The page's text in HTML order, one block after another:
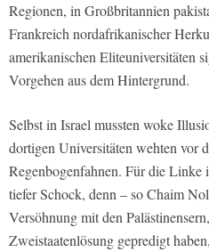
Regionen, in Großbritannien
Frankreich nordafrikanischer
amerikanischen Eliteuniversitäten
Vorgehen aus dem Hintergrund.
Selbst in Israel mussten woke
dortigen Universitäten wehten vor
Regenbogenfahnen. Für die
tiefer Schock, denn – so Chaim
Versöhnung mit den
Zweistaatenlösung gepredigt